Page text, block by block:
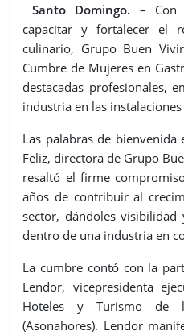
Santo Domingo. – Con
capacitar y fortalecer el
culinario, Grupo Buen
Cumbre de Mujeres en
destacadas profesionales,
industria en las
Las palabras de
Feliz, directora de Grupo
resaltó el firme
años de contribuir al
sector, dándoles
dentro de una industria en
La cumbre contó con la
Lendor, vicepresidenta
Hoteles y Turismo de
(Asonahores). Lendor